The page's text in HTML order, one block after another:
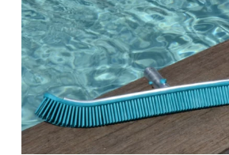
les
parois
et
ligne
d’eau
piscine